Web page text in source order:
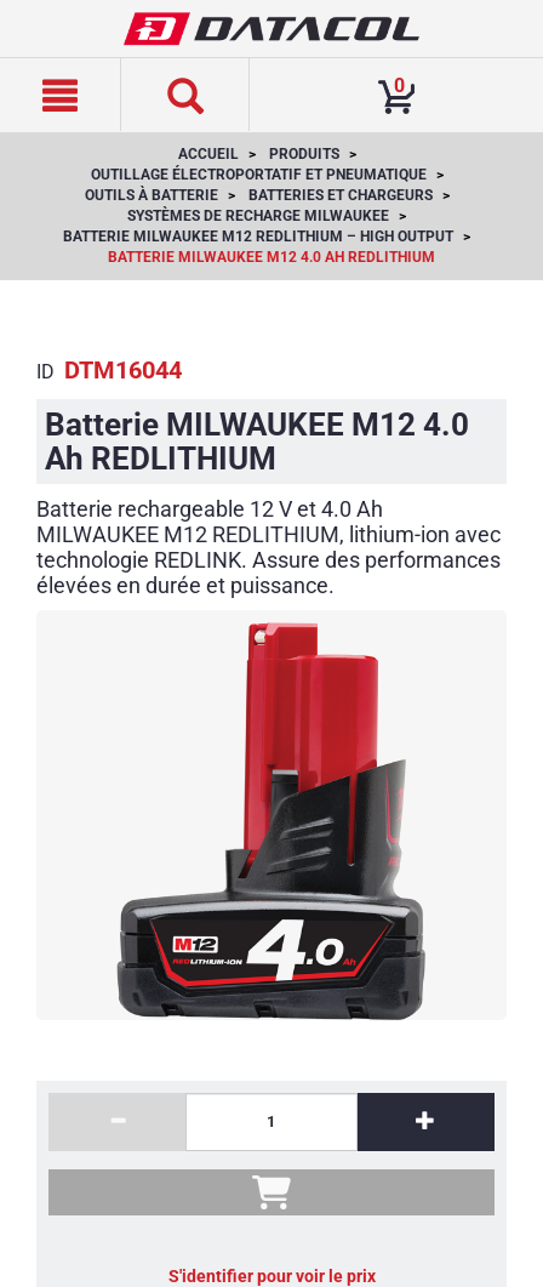
0
ACCUEIL
PRODUITS
OUTILLAGE ÉLECTROPORTATIF ET PNEUMATIQUE
OUTILS À BATTERIE
BATTERIES ET CHARGEURS
SYSTÈMES DE RECHARGE MILWAUKEE
BATTERIE MILWAUKEE M12 REDLITHIUM – HIGH OUTPUT
BATTERIE MILWAUKEE M12 4.0 AH REDLITHIUM
ID DTM16044
Batterie MILWAUKEE M12 4.0
Ah REDLITHIUM
Batterie rechargeable 12 V et 4.0 Ah
MILWAUKEE M12 REDLITHIUM, lithium-ion avec
technologie REDLINK. Assure des performances
élevées en durée et puissance.
S'identifier pour voir le prix